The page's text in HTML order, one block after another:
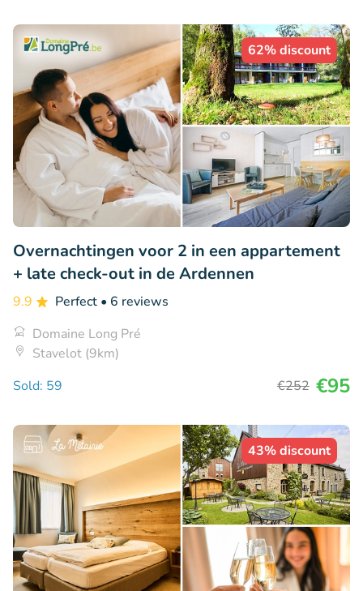
62% discount
Overnachtingen voor 2 in een appartement
+ late check-out in de Ardennen
9.9 Perfect • 6 reviews
Domaine Long Pré
Stavelot (9km)
Sold: 59
€252 €95
43% discount